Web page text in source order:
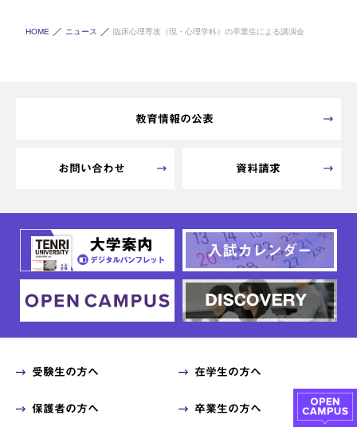
HOME ニュース 臨床心理専攻（現・心理学科）の卒業生による講演会
教育情報の公表
お問い合わせ 資料請求
受験生の方へ 在学生の方へ
保護者の方へ 卒業生の方へ